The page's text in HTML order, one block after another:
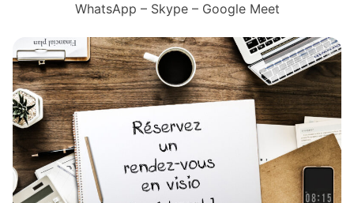
WhatsApp – Skype – Google Meet